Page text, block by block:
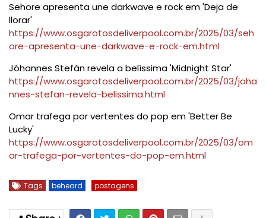
Sehore apresenta une darkwave e rock em 'Deja de
llorar'
https://www.osgarotosdeliverpool.com.br/2025/03/seh
ore-apresenta-une-darkwave-e-rock-em.html
Jóhannes Stefán revela a belíssima 'Midnight Star'
https://www.osgarotosdeliverpool.com.br/2025/03/joha
nnes-stefan-revela-belissima.html
Omar trafega por vertentes do pop em 'Better Be
Lucky'
https://www.osgarotosdeliverpool.com.br/2025/03/om
ar-trafega-por-vertentes-do-pop-em.html
Tags beheard postagens